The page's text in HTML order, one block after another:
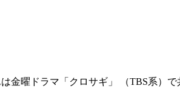
曜ドラマ「クロサギ」 （TBS系）